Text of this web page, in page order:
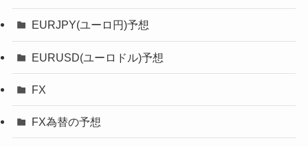
EURJPY(ユーロ円)予想
EURUSD(ユーロドル)予想
FX
FX為替の予想